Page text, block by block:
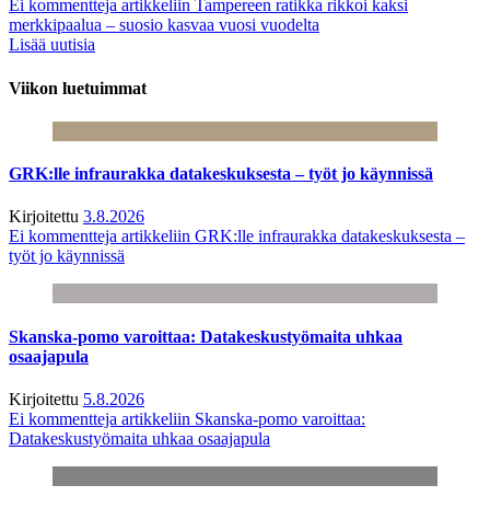
Ei kommentteja artikkeliin Tampereen ratikka rikkoi kaksi
merkkipaalua – suosio kasvaa vuosi vuodelta
Lisää uutisia
Viikon luetuimmat
GRK:lle infraurakka datakeskuksesta – työt jo käynnissä
Kirjoitettu 3.8.2026
Ei kommentteja artikkeliin GRK:lle infraurakka datakeskuksesta –
työt jo käynnissä
Skanska-pomo varoittaa: Datakeskustyömaita uhkaa
osaajapula
Kirjoitettu 5.8.2026
Ei kommentteja artikkeliin Skanska-pomo varoittaa:
Datakeskustyömaita uhkaa osaajapula